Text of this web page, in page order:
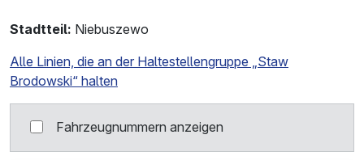
Stadtteil: Niebuszewo
Alle Linien, die an der Haltestellengruppe „Staw
Brodowski“ halten
Fahrzeugnummern anzeigen